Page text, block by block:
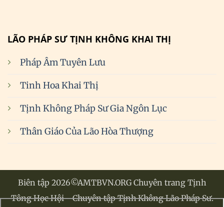
LÃO PHÁP SƯ TỊNH KHÔNG KHAI THỊ
Pháp Âm Tuyên Lưu
Tinh Hoa Khai Thị
Tịnh Không Pháp Sư Gia Ngôn Lục
Thân Giáo Của Lão Hòa Thượng
Biên tập 2026©AMTBVN.ORG Chuyên trang Tịnh
Tông Học Hội - Chuyên tập Tịnh Không Lão Pháp Sư.